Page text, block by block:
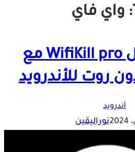
واي فاي
شرح تحميل WifiKill pro مع
أندرويد
نوراليقين